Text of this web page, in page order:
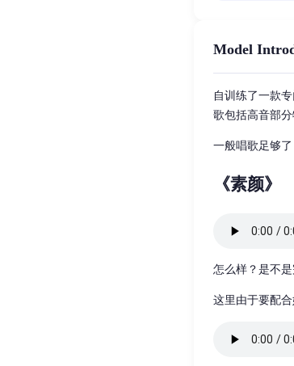
Model
自训练了一款
歌包括高音部
一般唱歌足够
《素颜》
怎么样？是不
这里由于要配